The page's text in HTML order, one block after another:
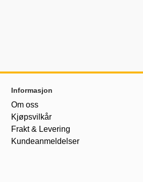
Footer-innhold Blandet
Informasjon
Om oss
Kjøpsvilkår
Frakt & Levering
Kundeanmeldelser